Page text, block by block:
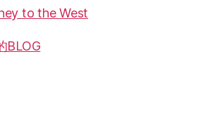
to the West
BLOG